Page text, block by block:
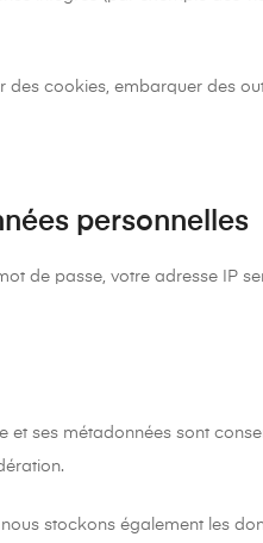
cookies, embarquer des
personnelles
de passe, votre adresse IP
et ses métadonnées sont
stockons également les